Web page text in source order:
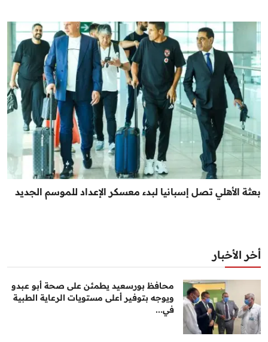
بعثة الأهلي تصل إسبانيا لبدء معسكر الإعداد للموسم الجديد
أخر الأخبار
محافظ بورسعيد يطمئن على صحة أبو عبدو
ويوجه بتوفير أعلى مستويات الرعاية الطبية
في...